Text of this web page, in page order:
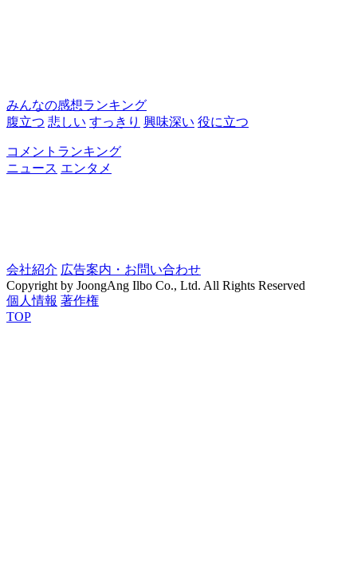
みんなの感想ランキング
腹立つ 悲しい すっきり 興味深い 役に立つ
コメントランキング
ニュース エンタメ
会社紹介 広告案内・お問い合わせ
Copyright by JoongAng Ilbo Co., Ltd. All Rights Reserved
個人情報 著作権
TOP